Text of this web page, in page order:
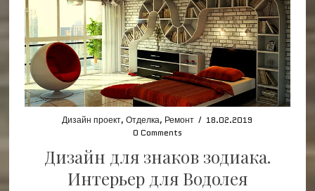
Дизайн проект,Отделка, Ремонт / 18.02.2019
0 Comments
Дизайн для знаков зодиака.
Интерьер для Водолея